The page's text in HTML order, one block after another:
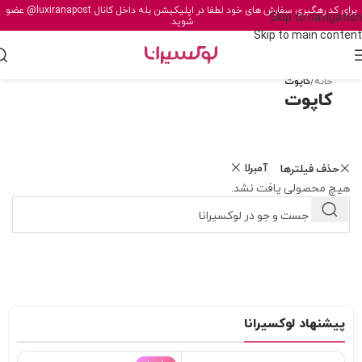
Skip to navigation
Skip to main content
برای کد رهگیری سفارش های خود لطفا در اپلیکیشن بله داخل کانال@luxiranapost عضو
شوید.
خانه/کاپوت
کاپوت
حذف فیلترها آمبرلا
هیچ محصولی یافت نشد.
پیشنهاد لوکسیرانا